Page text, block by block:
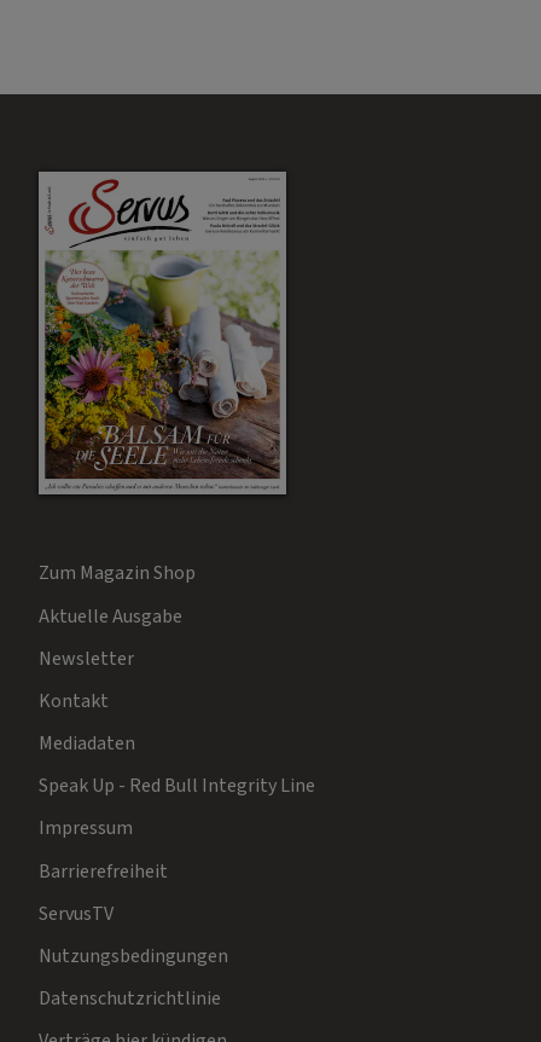
Zum Magazin Shop
Aktuelle Ausgabe
Newsletter
Kontakt
Mediadaten
Speak Up - Red Bull Integrity Line
Impressum
Barrierefreiheit
ServusTV
Nutzungsbedingungen
Datenschutzrichtlinie